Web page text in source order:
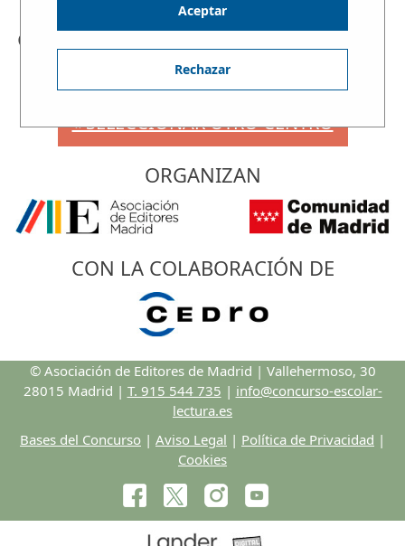
« SELECCIONAR OTRO CENTRO
ORGANIZAN
CON LA COLABORACIÓN DE
© Asociación de Editores de Madrid | Vallehermoso, 30
28015 Madrid | T. 915 544 735 | info@concurso-escolar-
lectura.es
Bases del Concurso | Aviso Legal | Política de Privacidad |
Cookies
Aceptar
Rechazar